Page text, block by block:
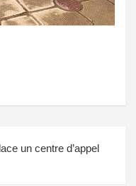
un centre d’appel